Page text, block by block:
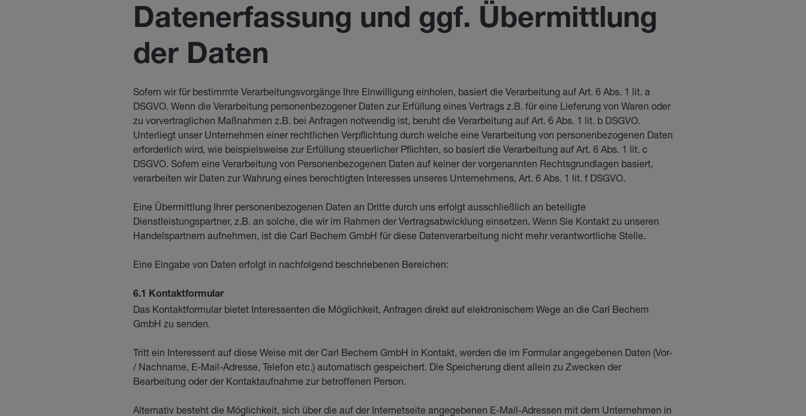
Datenerfassung und ggf. Übermittlung
der Daten
Sofern wir für bestimmte Verarbeitungsvorgänge Ihre Einwilligung einholen, basiert die Verarbeitung auf Art. 6 Abs. 1 lit. a
DSGVO. Wenn die Verarbeitung personenbezogener Daten zur Erfüllung eines Vertrags z.B. für eine Lieferung von Waren oder
zu vorvertraglichen Maßnahmen z.B. bei Anfragen notwendig ist, beruht die Verarbeitung auf Art. 6 Abs. 1 lit. b DSGVO.
Unterliegt unser Unternehmen einer rechtlichen Verpflichtung durch welche eine Verarbeitung von personenbezogenen Daten
erforderlich wird, wie beispielsweise zur Erfüllung steuerlicher Pflichten, so basiert die Verarbeitung auf Art. 6 Abs. 1 lit. c
DSGVO. Sofern eine Verarbeitung von Personenbezogenen Daten auf keiner der vorgenannten Rechtsgrundlagen basiert,
verarbeiten wir Daten zur Wahrung eines berechtigten Interesses unseres Unternehmens, Art. 6 Abs. 1 lit. f DSGVO.
Eine Übermittlung Ihrer personenbezogenen Daten an Dritte durch uns erfolgt ausschließlich an beteiligte
Dienstleistungspartner, z.B. an solche, die wir im Rahmen der Vertragsabwicklung einsetzen. Wenn Sie Kontakt zu unseren
Handelspartnern aufnehmen, ist die Carl Bechem GmbH für diese Datenverarbeitung nicht mehr verantwortliche Stelle.
Eine Eingabe von Daten erfolgt in nachfolgend beschriebenen Bereichen:
6.1 Kontaktformular
Das Kontaktformular bietet Interessenten die Möglichkeit, Anfragen direkt auf elektronischem Wege an die Carl Bechem
GmbH zu senden.
Tritt ein Interessent auf diese Weise mit der Carl Bechem GmbH in Kontakt, werden die im Formular angegebenen Daten (Vor-
/ Nachname, E-Mail-Adresse, Telefon etc.) automatisch gespeichert. Die Speicherung dient allein zu Zwecken der
Bearbeitung oder der Kontaktaufnahme zur betroffenen Person.
Alternativ besteht die Möglichkeit, sich über die auf der Internetseite angegebenen E-Mail-Adressen mit dem Unternehmen in